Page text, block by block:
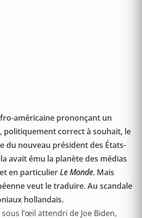
américaine prononçant un
politiquement correct à souhait, le
du nouveau président des États-
avait ému la planète des médias
en particulierLe Monde. Mais
veut le traduire. Au scandale
hollandais.
l’œil attendri de Joe Biden,